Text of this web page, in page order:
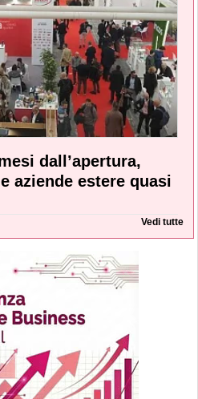
dall’apertura,
aziende estere quasi
Vedi tutte